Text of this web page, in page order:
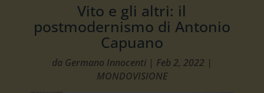
Vito e gli altri: il
postmodernismo di Antonio
Capuano
da Germano Innocenti| Feb 2, 2022 |
MONDOVISIONE